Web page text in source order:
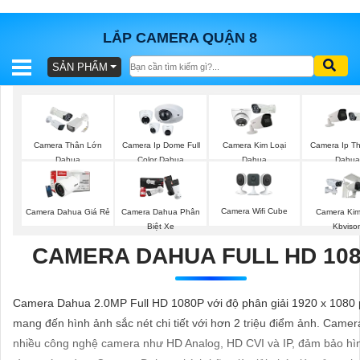
LẮP CAMERA QUẬN 8
BÁO
TRỌN
SẢN
TƯ
VẤN
LẮP
SẢN PHẨM
Camera Thân Lớn
Dahua
Camera Ip Dome Full
Color Dahua
Camera Kim Loại
Dahua
Camera Ip
Dahua
Camera Dahua Giá Rẻ
Camera Dahua Phân
Biệt Xe
Camera Wifi Cube
Camera
CAMERA DAHUA FULL HD
Camera Dahua 2.0MP Full HD 1080P với độ phân giải 1920 x 1080
mang đến hình ảnh sắc nét chi tiết với hơn 2 triệu điểm ảnh.
nhiều công nghệ camera như HD Analog, HD CVI và IP, đảm bảo